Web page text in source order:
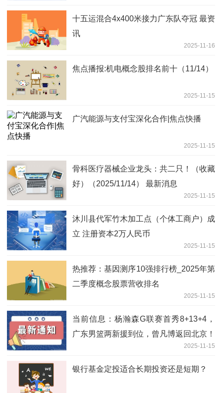
十五运混合4x400米接力广东队夺冠 最资
讯
2025-11-16
焦点播报:机电概念股排名前十（11/14）
2025-11-15
广汽能源与支付宝深化合作|焦点快播
2025-11-15
骨科医疗器械企业龙头：共二只！（收藏
好）（2025/11/14） 最新消息
2025-11-15
沐川县代军竹木加工点（个体工商户）成
立 注册资本2万人民币
2025-11-15
热推荐：基因测序10强排行榜_2025年第
二季度概念股票营收排名
2025-11-15
当前信息：杨瀚森G联赛首秀8+13+4，
广东男篮两新援到位，曾凡博返回北京！
2025-11-15
银行基金定投适合长期投资还是短期？